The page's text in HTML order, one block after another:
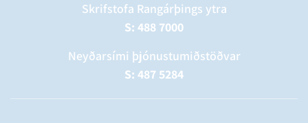
Skrifstofa Rangárþings ytra
S: 488 7000
Neyðarsími þjónustumiðstöðvar
S: 487 5284